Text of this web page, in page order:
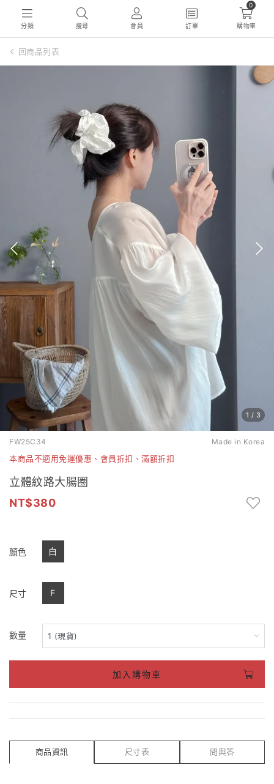
分類 搜尋 會員 訂單
0
購物車
回商品列表
1 / 3
FW25C34 Made in Korea
本商品不適用免運優惠、會員折扣、滿額折扣
立體紋路大腸圈
380
顏色 白
尺寸 F
數量
加入購物車
商品資訊 尺寸表 問與答